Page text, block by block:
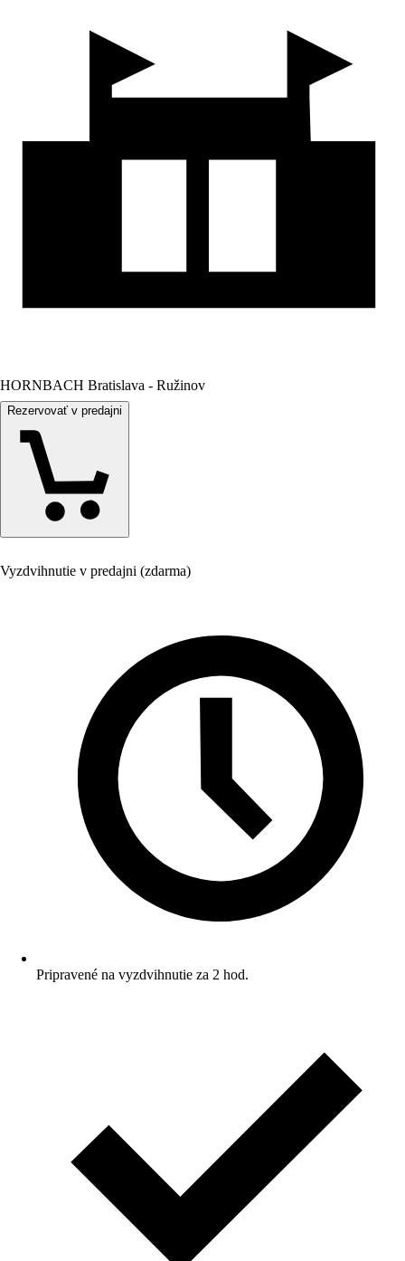
HORNBACH Bratislava - Ružinov
Rezervovať v predajni
Vyzdvihnutie v predajni (zdarma)
Pripravené na vyzdvihnutie za 2 hod.